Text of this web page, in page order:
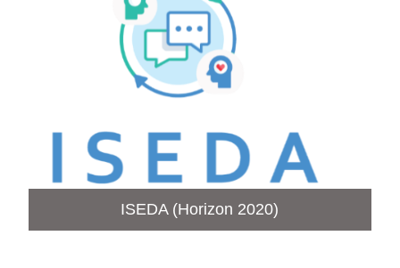
ISEDA (Horizon 2020)